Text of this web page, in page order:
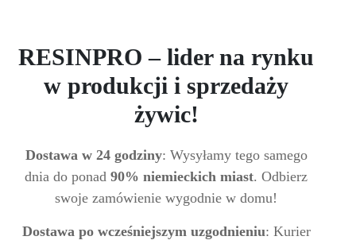
RESINPRO – lider na rynku
w produkcji i sprzedaży
żywic!
Dostawa w 24 godziny: Wysyłamy tego samego
dnia do ponad 90% niemieckich miast. Odbierz
swoje zamówienie wygodnie w domu!
Dostawa po wcześniejszym uzgodnieniu: Kurier